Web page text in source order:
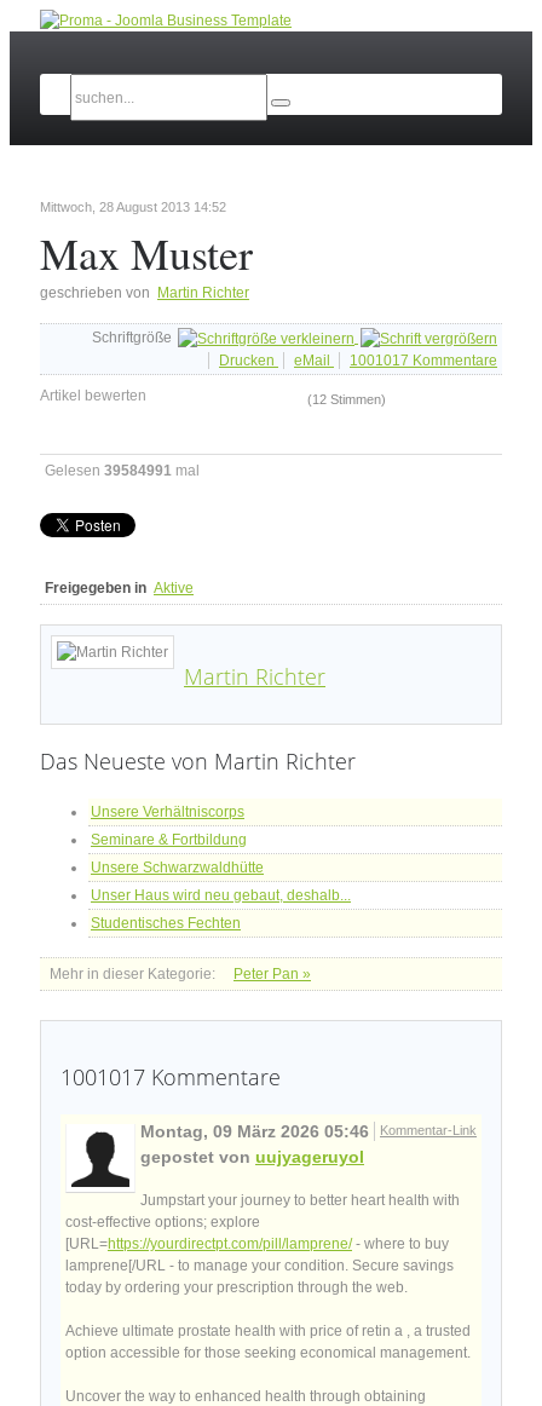
Mittwoch, 28 August 2013 14:52
Max Muster
geschrieben von Martin Richter
Schriftgröße
Drucken
eMail 1001017 Kommentare
Artikel bewerten (12 Stimmen)
Gelesen 39584991 mal
Freigegeben in Aktive
Martin Richter
Das Neueste von Martin Richter
Unsere Verhältniscorps
Seminare & Fortbildung
Unsere Schwarzwaldhütte
Unser Haus wird neu gebaut, deshalb...
Studentisches Fechten
Mehr in dieser Kategorie: Peter Pan »
1001017 Kommentare
Kommentar-Link
Montag, 09 März 2026 05:46
gepostet von uujyageruyol
Jumpstart your journey to better heart health with
cost-effective options; explore
[URL=https://yourdirectpt.com/pill/lamprene/- where to buy
lamprene[/URL - to manage your condition. Secure savings
today by ordering your prescription through the web.
Achieve ultimate prostate health with price of retin a , a trusted
option accessible for those seeking economical management.
Uncover the way to enhanced health through obtaining